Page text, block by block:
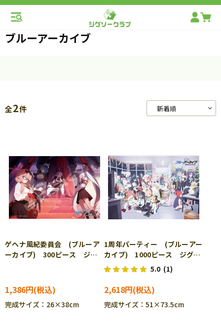
ブルーアーカイブ
全2件
ゲヘナ風紀委員会 (ブルーア
ーカイブ) 300ピース ジグ
1,386円
完成サイズ：26×38cm
1周年パーティー (ブルーアー
カイブ) 1000ピース ジグソ
ーパズル ENS-1000T-523
5.0 (1)
2,618円
完成サイズ：51×73.5cm